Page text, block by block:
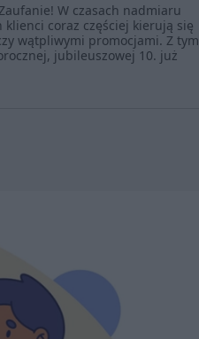
W czasach nadmiaru
coraz częściej kierują się
wątpliwymi promocjami. Z tym
jubileuszowej 10. już